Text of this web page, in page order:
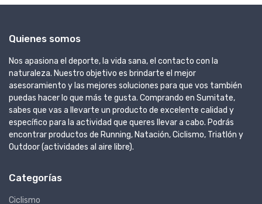
Quienes somos
Nos apasiona el deporte, la vida sana, el contacto con la
naturaleza. Nuestro objetivo es brindarte el mejor
asesoramiento y las mejores soluciones para que vos también
puedas hacer lo que más te gusta. Comprando en Sumitate,
sabes que vas a llevarte un producto de excelente calidad y
específico para la actividad que queres llevar a cabo. Podrás
encontrar productos de Running, Natación, Ciclismo, Triatlón y
Outdoor (actividades al aire libre).
Categorías
Ciclismo